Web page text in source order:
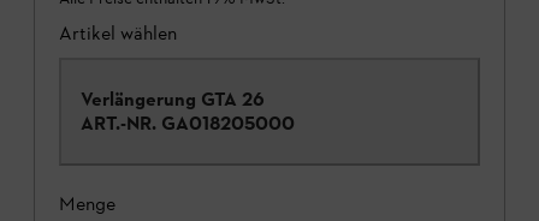
Artikel wählen
Verlängerung GTA 26
ART.-NR. GA018205000
Menge